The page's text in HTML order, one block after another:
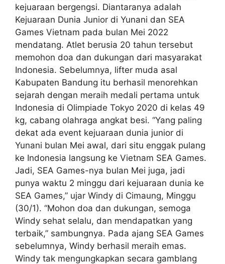
kejuaraan bergengsi. Diantaranya adalah
Kejuaraan Dunia Junior di Yunani dan SEA
Games Vietnam pada bulan Mei 2022
mendatang. Atlet berusia 20 tahun tersebut
memohon doa dan dukungan dari masyarakat
Indonesia. Sebelumnya, lifter muda asal
Kabupaten Bandung itu berhasil menorehkan
sejarah dengan meraih medali pertama untuk
Indonesia di Olimpiade Tokyo 2020 di kelas 49
kg, cabang olahraga angkat besi. “Yang paling
dekat ada event kejuaraan dunia junior di
Yunani bulan Mei awal, dari situ enggak pulang
ke Indonesia langsung ke Vietnam SEA Games.
Jadi, SEA Games-nya bulan Mei juga, jadi
punya waktu 2 minggu dari kejuaraan dunia ke
SEA Games,” ujar Windy di Cimaung, Minggu
(30/1). “Mohon doa dan dukungan, semoga
Windy sehat selalu, dan mendapatkan yang
terbaik,” sambungnya. Pada ajang SEA Games
sebelumnya, Windy berhasil meraih emas.
Windy tak mengungkapkan secara gamblang